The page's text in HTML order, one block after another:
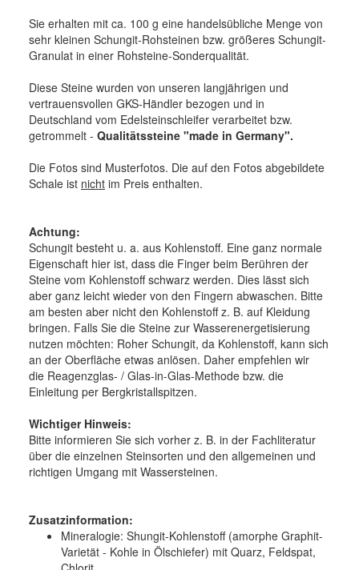
Sie erhalten mit ca. 100 g eine handelsübliche Menge von
sehr kleinen Schungit-Rohsteinen bzw. größeres Schungit-
Granulat in einer Rohsteine-Sonderqualität.
Diese Steine wurden von unseren langjährigen und
vertrauensvollen GKS-Händler bezogen und in
Deutschland vom Edelsteinschleifer verarbeitet bzw.
getrommelt - Qualitätssteine "made in Germany".
Die Fotos sind Musterfotos. Die auf den Fotos abgebildete
Schale ist nicht im Preis enthalten.
Achtung:
Schungit besteht u. a. aus Kohlenstoff. Eine ganz normale
Eigenschaft hier ist, dass die Finger beim Berühren der
Steine vom Kohlenstoff schwarz werden. Dies lässt sich
aber ganz leicht wieder von den Fingern abwaschen. Bitte
am besten aber nicht den Kohlenstoff z. B. auf Kleidung
bringen. Falls Sie die Steine zur Wasserenergetisierung
nutzen möchten: Roher Schungit, da Kohlenstoff, kann sich
an der Oberfläche etwas anlösen. Daher empfehlen wir
die Reagenzglas- / Glas-in-Glas-Methode bzw. die
Einleitung per Bergkristallspitzen.
Wichtiger Hinweis:
Bitte informieren Sie sich vorher z. B. in der Fachliteratur
über die einzelnen Steinsorten und den allgemeinen und
richtigen Umgang mit Wassersteinen.
Zusatzinformation:
Mineralogie: Shungit-Kohlenstoff (amorphe Graphit-
Varietät - Kohle in Ölschiefer) mit Quarz, Feldspat,